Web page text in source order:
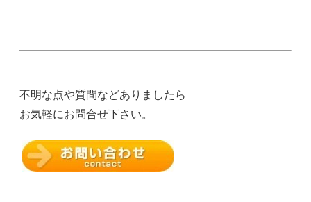
不明な点や質問などありましたら
お気軽にお問合せ下さい。